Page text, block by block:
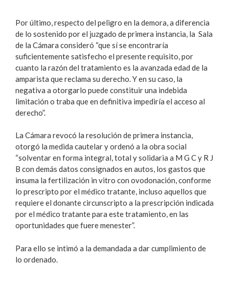
Por último, respecto del peligro en la demora, a diferencia
de lo sostenido por el juzgado de primera instancia, la Sala
de la Cámara consideró “que sí se encontraría
suficientemente satisfecho el presente requisito, por
cuanto la razón del tratamiento es la avanzada edad de la
amparista que reclama su derecho. Y en su caso, la
negativa a otorgarlo puede constituir una indebida
limitación o traba que en definitiva impediría el acceso al
derecho”.
La Cámara revocó la resolución de primera instancia,
otorgó la medida cautelar y ordenó a la obra social
“solventar en forma integral, total y solidaria a M G C y R J
B con demás datos consignados en autos, los gastos que
insuma la fertilización in vitro con ovodonación, conforme
lo prescripto por el médico tratante, incluso aquellos que
requiere el donante circunscripto a la prescripción indicada
por el médico tratante para este tratamiento, en las
oportunidades que fuere menester”.
Para ello se intimó a la demandada a dar cumplimiento de
lo ordenado.